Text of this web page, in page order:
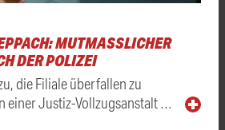
MUTMASSLICHER T
DER POLIZEI
die Filiale überfallen zu
einer Justiz-Vollzugsanstalt …